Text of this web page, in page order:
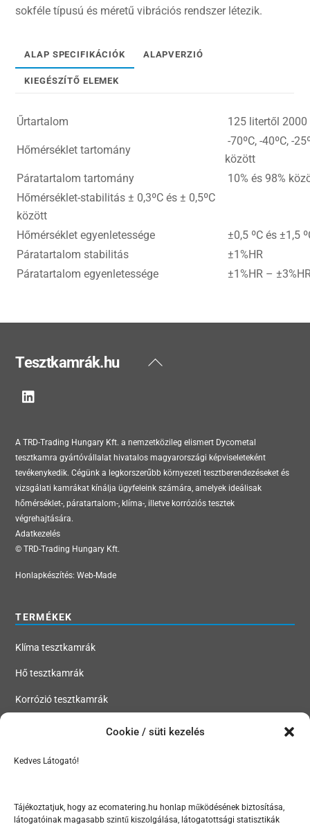
Cookie / süti kezelés
Kedves Látogató!
Tájékoztatjuk, hogy az ecomatering.hu honlap működésének biztosítása,
látogatóinak magasabb szintű kiszolgálása, látogatottsági statisztikák
sokféle típusú és méretű vibrációs rendszer létezik.
ALAP SPECIFIKÁCIÓK ALAPVERZIÓ
KIEGÉSZÍTŐ ELEMEK
Űrtartalom 125 litertől
Hőmérséklet tartomány
-70ºC, -40ºC, -
között
Páratartalom tartomány
10% és 98%
Hőmérséklet-stabilitás ± 0,3ºC és ± 0,5ºC
között
Hőmérséklet egyenletessége
±0,5 ºC és ±1,5
Páratartalom stabilitás
±1%HR
Páratartalom egyenletessége
±1%HR –
Back
Tesztkamrák.hu
A TRD-Trading Hungary Kft. a nemzetközileg elismert Dycometal
tesztkamra gyártóvállalat hivatalos magyarországi képviseleteként
tevékenykedik. Cégünk a legkorszerűbb környezeti tesztberendezéseket és
vizsgálati kamrákat kínálja ügyfeleink számára, amelyek ideálisak
hőmérséklet-, páratartalom-, klíma-, illetve korróziós tesztek
végrehajtására.
Adatkezelés
© TRD-Trading Hungary Kft.
Honlapkészítés:Web-Made
TERMÉKEK
Klíma tesztkamrák
Hő tesztkamrák
Korrózió tesztkamrák
Szivárgásteszt kamrák
MENÜ
Szektorok